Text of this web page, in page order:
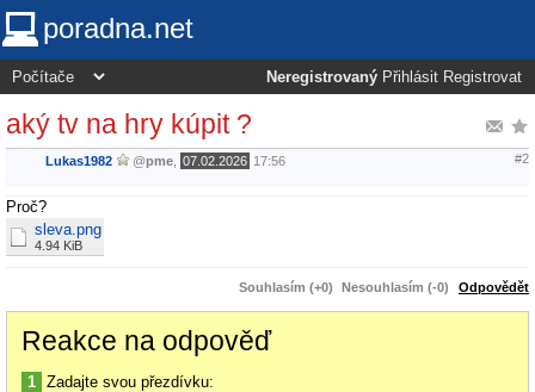
poradna.net
Neregistrovaný Přihlásit Registrovat
aký tv na hry kúpit ?
Lukas1982 @pme 07.02.2026 17:56 #2
Proč?
sleva.png
4.94 KiB
Souhlasím (+0) Nesouhlasím (-0) Odpovědět
Reakce na odpověď
1 Zadajte svou přezdívku: